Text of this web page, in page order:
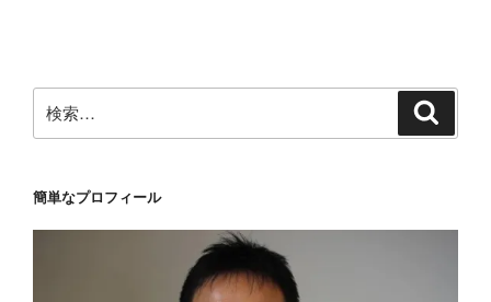
索:
簡単なプロフィール